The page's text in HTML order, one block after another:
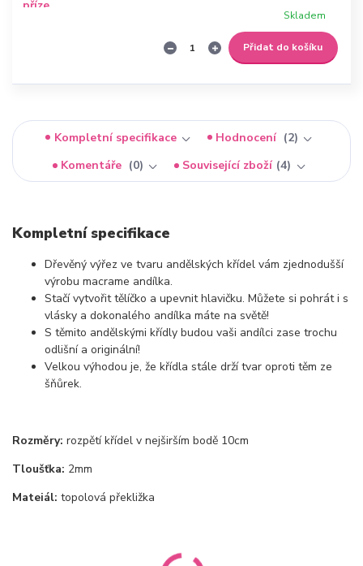
Skladem
Přidat do košíku
Kompletní specifikace Hodnocení
2
Komentáře
0 Související zboží 4
Kompletní specifikace
Dřevěný výřez ve tvaru andělských křídel vám zjednodušší
výrobu macrame andílka.
Stačí vytvořit tělíčko a upevnit hlavičku. Můžete si pohrát i s
vlásky a dokonalého andílka máte na světě!
S těmito andělskými křídly budou vaši andílci zase trochu
odlišní a originální!
Velkou výhodou je, že křídla stále drží tvar oproti těm ze
šňůrek.
Rozměry: rozpětí křídel v nejširším bodě 10cm
Tloušťka: 2mm
Mateiál: topolová překližka